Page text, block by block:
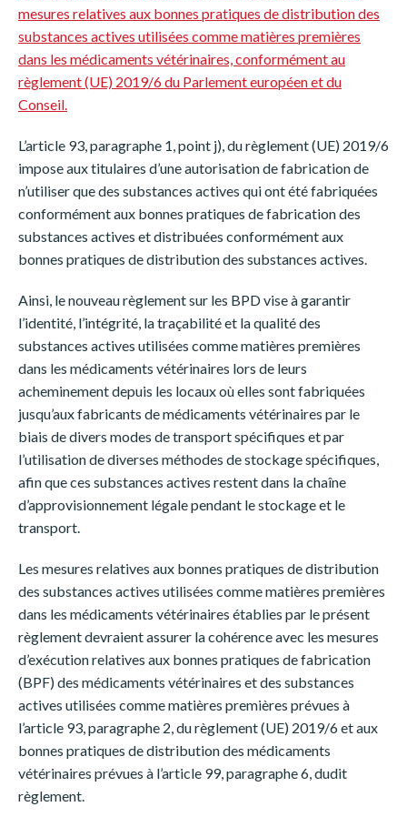
mesures relatives aux bonnes pratiques de distribution des
substances actives utilisées comme matières premières
dans les médicaments vétérinaires, conformément au
règlement (UE) 2019/6 du Parlement européen et du
Conseil.
L’article 93, paragraphe 1, point j), du règlement (UE) 2019/6
impose aux titulaires d’une autorisation de fabrication de
n’utiliser que des substances actives qui ont été fabriquées
conformément aux bonnes pratiques de fabrication des
substances actives et distribuées conformément aux
bonnes pratiques de distribution des substances actives.
Ainsi, le nouveau règlement sur les BPD vise à garantir
l’identité, l’intégrité, la traçabilité et la qualité des
substances actives utilisées comme matières premières
dans les médicaments vétérinaires lors de leurs
acheminement depuis les locaux où elles sont fabriquées
jusqu’aux fabricants de médicaments vétérinaires par le
biais de divers modes de transport spécifiques et par
l’utilisation de diverses méthodes de stockage spécifiques,
afin que ces substances actives restent dans la chaîne
d’approvisionnement légale pendant le stockage et le
transport.
Les mesures relatives aux bonnes pratiques de distribution
des substances actives utilisées comme matières premières
dans les médicaments vétérinaires établies par le présent
règlement devraient assurer la cohérence avec les mesures
d’exécution relatives aux bonnes pratiques de fabrication
(BPF) des médicaments vétérinaires et des substances
actives utilisées comme matières premières prévues à
l’article 93, paragraphe 2, du règlement (UE) 2019/6 et aux
bonnes pratiques de distribution des médicaments
vétérinaires prévues à l’article 99, paragraphe 6, dudit
règlement.